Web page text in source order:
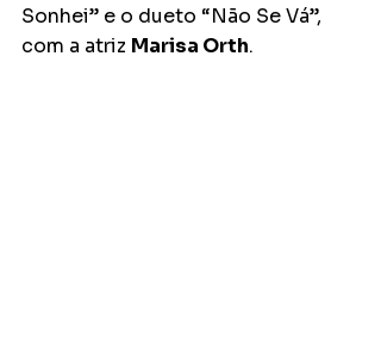
Sonhei” e o dueto “Não Se Vá”,
com a atriz Marisa Orth.